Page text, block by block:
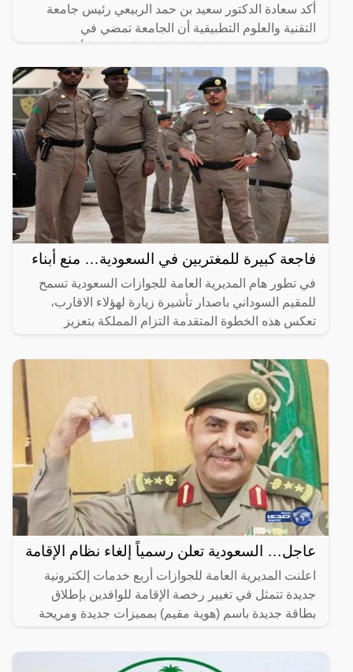
أكد سعادة الدكتور سعيد بن حمد الربيعي رئيس جامعة
التقنية والعلوم التطبيقية أن الجامعة تمضي في
بإحلال
فاجعة كبيرة للمغتربين في السعودية… منع أبناء
في تطور هام المديرية العامة للجوازات السعودية تسمح
للمقيم السوداني باصدار تأشيرة زيارة لهؤلاء الاقارب،
تعكس هذه الخطوة المتقدمة التزام المملكة بتعزيز
عاجل… السعودية تعلن رسمياً إلغاء نظام الإقامة
اعلنت المديرية العامة للجوازات أربع خدمات إلكترونية
جديدة تتمثل في تغيير رخصة الإقامة للوافدين بإطلاق
بطاقة جديدة باسم (هوية مقيم) بمميزات جديدة ومريحة